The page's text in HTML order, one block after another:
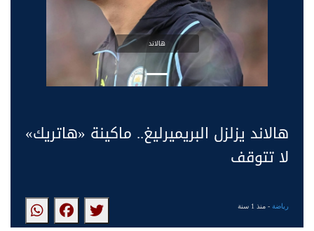
هالاند
هالاند يزلزل البريميرليغ.. ماكينة «هاتريك»
لا تتوقف
رياضة- منذ 1 سنة